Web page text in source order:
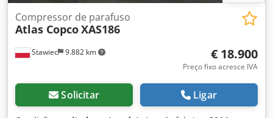
Stawiec 9.882 km
Compressor de parafuso
Atlas CopcoXAS186
€ 18.900
Preço fixo acresce IVA
Solicitar Ligar